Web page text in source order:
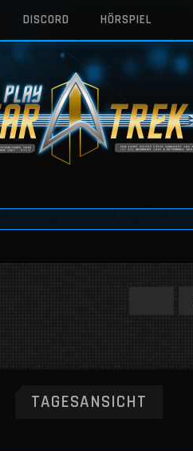
DISCORD HÖRSPIEL
TAGESANSICHT